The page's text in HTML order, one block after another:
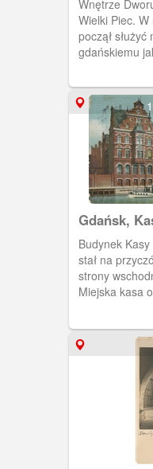
Budowlany
Budowlana
wreszcie
wyniku
widoczny
Gdańskiego.
Wnętrze Dworu
Wielki Piec.
począł
gdańskiemu
gruzach.
Gdańsk,
Budynek
stał na
strony
Miejska kasa
zarządu kasy
36/38 w 1925-1945 przy Długiej 47. We
wszystkich
utrzymywała